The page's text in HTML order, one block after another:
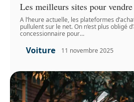
Les meilleurs sites pour
A l’heure actuelle, les plateformes
pullulent sur le net. On n’est plus obligé
concessionnaire pour…
Voiture 11 novembre 2025